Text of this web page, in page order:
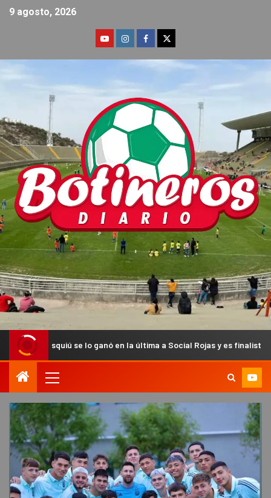
9 agosto, 2026
se lo ganó en la última a Social Rojas y es finalista del Anual